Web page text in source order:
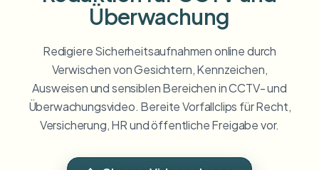
Alle Beispiele anzeigen
Die gesamte Beispielbibliothek durchsuchen
Gesicht weichzeichnen
Kennzeichen weichzeichnen
Funktionen
View all features
Browse every blur tool in one place
Unternehmen
Schulen & Bildung
Überwachung
Redigiere Sicherheitsaufnahmen online durch
Verwischen von Gesichtern, Kennzeichen,
Ausweisen und sensiblen Bereichen in CCTV- und
Überwachungsvideo. Bereite Vorfallclips für Recht,
Versicherung, HR und öffentliche Freigabe vor.